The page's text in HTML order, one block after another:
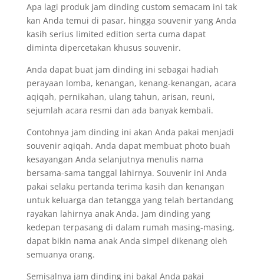
Apa lagi produk jam dinding custom semacam ini tak
kan Anda temui di pasar, hingga souvenir yang Anda
kasih serius limited edition serta cuma dapat
diminta dipercetakan khusus souvenir.
Anda dapat buat jam dinding ini sebagai hadiah
perayaan lomba, kenangan, kenang-kenangan, acara
aqiqah, pernikahan, ulang tahun, arisan, reuni,
sejumlah acara resmi dan ada banyak kembali.
Contohnya jam dinding ini akan Anda pakai menjadi
souvenir aqiqah. Anda dapat membuat photo buah
kesayangan Anda selanjutnya menulis nama
bersama-sama tanggal lahirnya. Souvenir ini Anda
pakai selaku pertanda terima kasih dan kenangan
untuk keluarga dan tetangga yang telah bertandang
rayakan lahirnya anak Anda. Jam dinding yang
kedepan terpasang di dalam rumah masing-masing,
dapat bikin nama anak Anda simpel dikenang oleh
semuanya orang.
Semisalnya jam dinding ini bakal Anda pakai